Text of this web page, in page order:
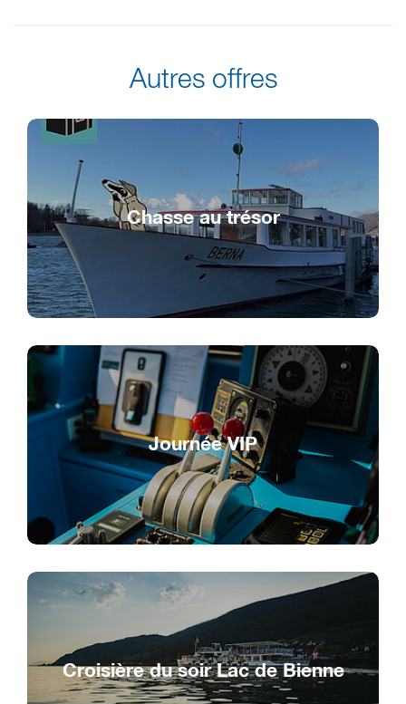
Autres offres
Chasse au trésor
Chasse au trésor sur le Lac de Bienne
Journée VIP
Une journée exclusive
Croisière du soir Lac de Bienne